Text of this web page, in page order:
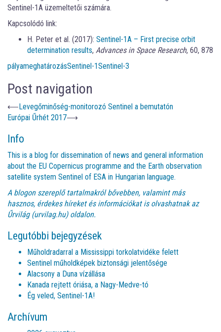
Sentinel-1A üzemeltetői számára.
Kapcsolódó link:
H. Peter et al. (2017): Sentinel-1A – First precise orbit
determination results, Advances in Space Research, 60, 878
pályameghatározásSentinel-1Sentinel-3
Post navigation
⟵Levegőminőség-monitorozó Sentinel a bemutatón
Európai Űrhét 2017⟶
Info
This is a blog for dissemination of news and general information
about the EU Copernicus programme and the Earth observation
satellite system Sentinel of ESA in Hungarian language.
A blogon szereplő tartalmakról bővebben, valamint más
hasznos, érdekes híreket és információkat is olvashatnak az
Űrvilág (urvilag.hu)oldalon.
Legutóbbi bejegyzések
Műholdradarral a Mississippi torkolatvidéke felett
Sentinel műholdképek biztonsági jelentősége
Alacsony a Duna vízállása
Kanada rejtett óriása, a Nagy-Medve-tó
Ég veled, Sentinel-1A!
Archívum